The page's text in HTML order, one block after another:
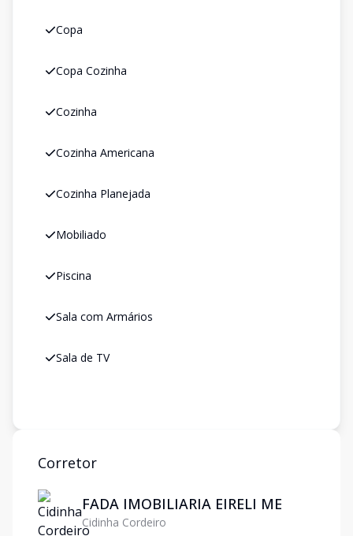
Copa
Copa Cozinha
Cozinha
Cozinha Americana
Cozinha Planejada
Mobiliado
Piscina
Sala com Armários
Sala de TV
Corretor
FADA IMOBILIARIA EIRELI ME
Cidinha Cordeiro